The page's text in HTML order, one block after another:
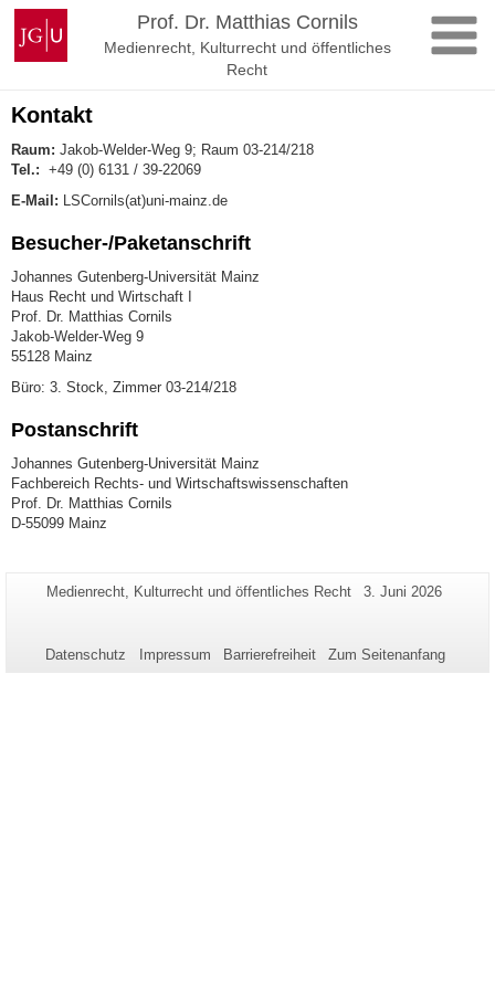
Zum
Inhalt
springen
Johannes
Gutenberg-
Universität
Prof. Dr. Matthias Cornils
Medienrecht, Kulturrecht und öffentliches
Recht
Kontakt
Raum: Jakob-Welder-Weg 9; Raum 03-214/218
Tel.: +49 (0) 6131 / 39-22069
E-Mail: LSCornils(at)uni-mainz.de
Besucher-/Paketanschrift
Johannes Gutenberg-Universität Mainz
Haus Recht und Wirtschaft I
Prof. Dr. Matthias Cornils
Jakob-Welder-Weg 9
55128 Mainz
Büro: 3. Stock, Zimmer 03-214/218
Postanschrift
Johannes Gutenberg-Universität Mainz
Fachbereich Rechts- und Wirtschaftswissenschaften
Prof. Dr. Matthias Cornils
D-55099 Mainz
Zusätzliche
dieser
Seiten-
Medienrecht, Kulturrecht und öffentliches Recht
Letzte
3. Juni 2026
Datenschutz Impressum Barrierefreiheit Zum Seitenanfang